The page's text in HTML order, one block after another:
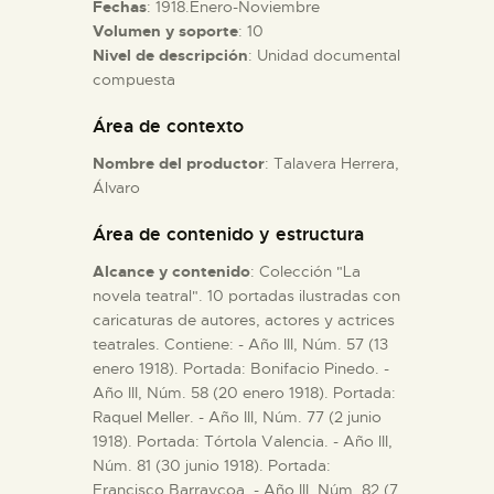
ESPAÑOL
Fechas: 1918.Enero-Noviembre
Volumen y soporte: 10
Nivel de descripción: Unidad documental
compuesta
Área de contexto
Nombre del productor: Talavera Herrera,
Álvaro
Área de contenido y estructura
Alcance y contenido: Colección "La
novela teatral". 10 portadas ilustradas con
caricaturas de autores, actores y actrices
teatrales. Contiene: - Año III, Núm. 57 (13
enero 1918). Portada: Bonifacio Pinedo. -
Año III, Núm. 58 (20 enero 1918). Portada:
Raquel Meller. - Año III, Núm. 77 (2 junio
1918). Portada: Tórtola Valencia. - Año III,
Núm. 81 (30 junio 1918). Portada:
Francisco Barraycoa. - Año III, Núm. 82 (7